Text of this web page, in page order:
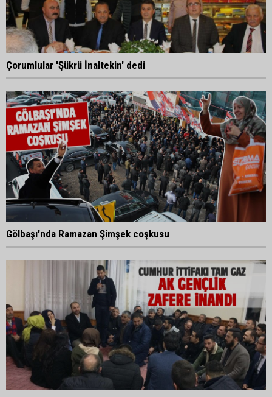
Çorumlular 'Şükrü İnaltekin' dedi
Gölbaşı'nda Ramazan Şimşek coşkusu